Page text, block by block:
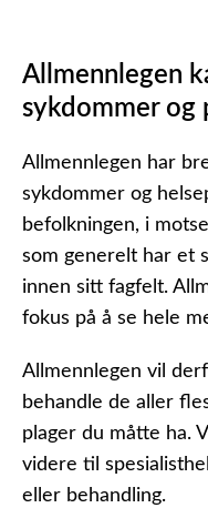
Allmennlegen
sykdommer og
Allmennlegen har
sykdommer og
befolkningen, i
som generelt har et
innen sitt fagfelt.
fokus på å se hele
Allmennlegen vil
behandle de aller
plager du måtte ha.
videre til
eller behandling.